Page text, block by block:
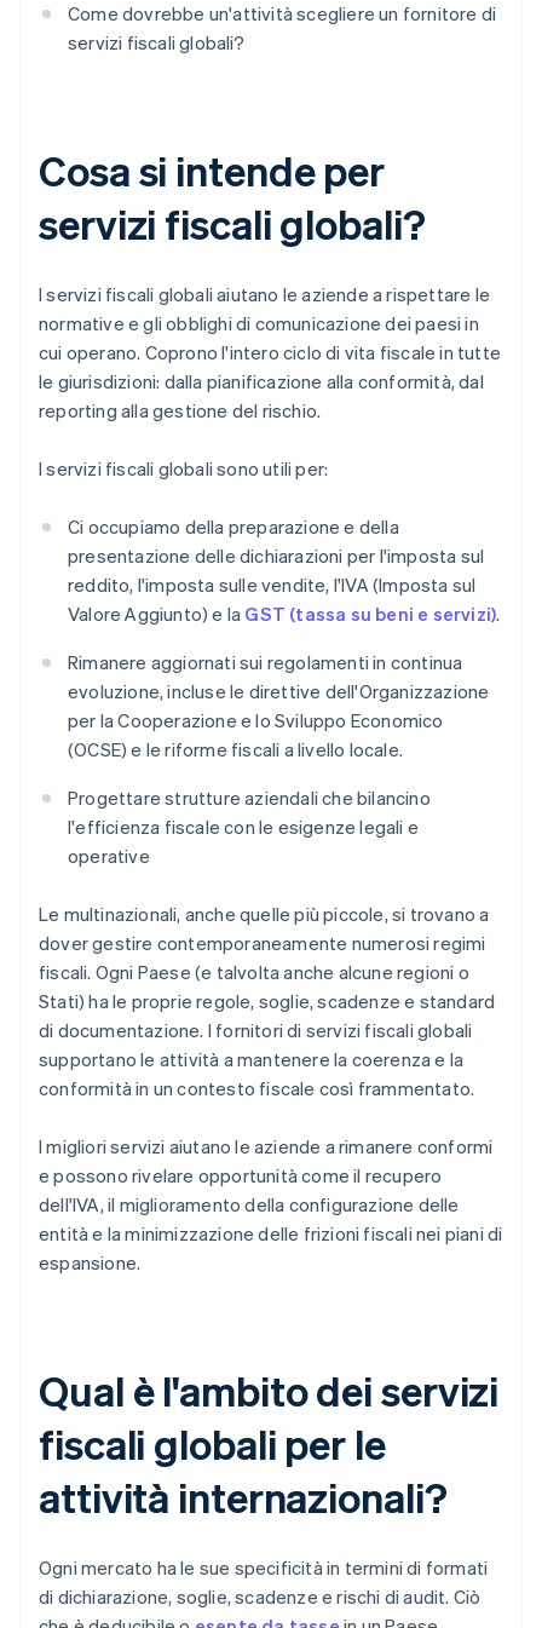
Come dovrebbe un'attività scegliere un fornitore di
servizi fiscali globali?
Cosa si intende per
servizi fiscali globali?
I servizi fiscali globali aiutano le aziende a rispettare le
normative e gli obblighi di comunicazione dei paesi in
cui operano. Coprono l'intero ciclo di vita fiscale in tutte
le giurisdizioni: dalla pianificazione alla conformità, dal
reporting alla gestione del rischio.
I servizi fiscali globali sono utili per:
Ci occupiamo della preparazione e della
presentazione delle dichiarazioni per l'imposta sul
reddito, l'imposta sulle vendite, l'IVA (Imposta sul
Valore Aggiunto) e la GST (tassa su beni e servizi).
Rimanere aggiornati sui regolamenti in continua
evoluzione, incluse le direttive dell'Organizzazione
per la Cooperazione e lo Sviluppo Economico
(OCSE) e le riforme fiscali a livello locale.
Progettare strutture aziendali che bilancino
l'efficienza fiscale con le esigenze legali e
operative
Le multinazionali, anche quelle più piccole, si trovano a
dover gestire contemporaneamente numerosi regimi
fiscali. Ogni Paese (e talvolta anche alcune regioni o
Stati) ha le proprie regole, soglie, scadenze e standard
di documentazione. I fornitori di servizi fiscali globali
supportano le attività a mantenere la coerenza e la
conformità in un contesto fiscale così frammentato.
I migliori servizi aiutano le aziende a rimanere conformi
e possono rivelare opportunità come il recupero
dell'IVA, il miglioramento della configurazione delle
entità e la minimizzazione delle frizioni fiscali nei piani di
espansione.
Qual è l'ambito dei servizi
fiscali globali per le
attività internazionali?
Ogni mercato ha le sue specificità in termini di formati
di dichiarazione, soglie, scadenze e rischi di audit. Ciò